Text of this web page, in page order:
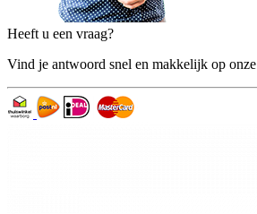
Heeft u een vraag?
Vind je antwoord snel en makkelijk op onze